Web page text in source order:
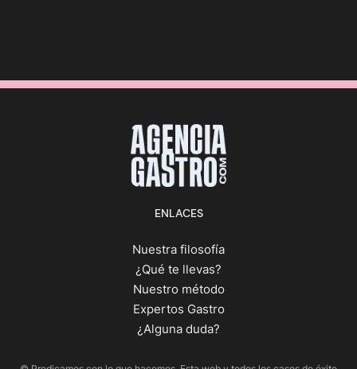
ENLACES
Nuestra filosofía
¿Qué te llevas?
Nuestro método
Expertos Gastro
¿Alguna duda?